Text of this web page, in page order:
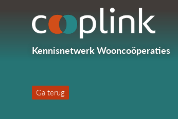
Kennisnetwerk Wooncoöperaties
Ga terug